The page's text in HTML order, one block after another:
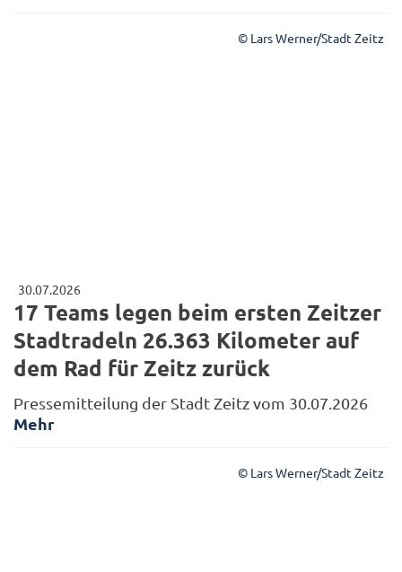
© Lars Werner/Stadt Zeitz
30.07.2026
17 Teams legen beim ersten Zeitzer
Stadtradeln 26.363 Kilometer auf
dem Rad für Zeitz zurück
Pressemitteilung der Stadt Zeitz vom 30.07.2026
Mehr
© Lars Werner/Stadt Zeitz